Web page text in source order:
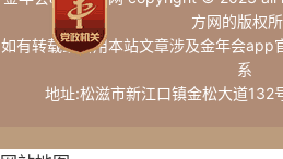
方网的版权
如有转载或引用本站文章涉及金年会app
系
地址:松滋市新江口镇金松大道132